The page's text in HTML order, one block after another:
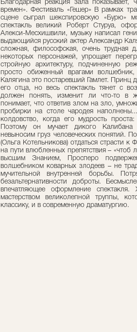
Благодарная реакция зала показывает,
времен». Фестиваль «Гешер» В рамках
сцене сыграл шекспировскую «Бурю»
спектакль великий Роберт Стуруа,
Алекси-Месхишвили, музыку написал
выдающийся русский актер Александр
сложная, философская, очень трудная
некоторых персонажей, упрощает
стройную архитектуру, подчиненную
просто обиженный врагами
Калягина это постаревший Гамлет. Принц
его отца, но весь спектакль тянет с
должен понять, изменит ли что-то в
понимает, что ответив злом на зло,
пробирки на столе чародея
колдовство, когда его мудрость
Поэтому он мучает дикого
невыносим груз человеческих понятий.
(Ольга Котельникова) отдаться страсти
на пути влюбленных препятствия – «чтоб
высшим Знанием, Просперо
волшебником коварных злодеев – не
мучительной внутренней борьбы.
безальтернативности доброты.
впечатляющее оформление спектакля.
мастерством великолепной труппы,
классику, и в современную драматургию.